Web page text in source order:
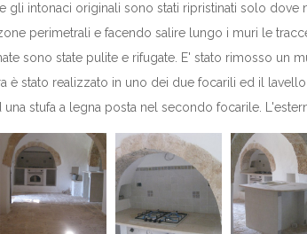
gli intonaci originali sono stati ripristinati solo
perimetrali e facendo salire lungo i muri le
sono state pulite e rifugate. E' stato rimosso un
è stato realizzato in uno dei due focarili ed il
stufa a legna posta nel secondo focarile.